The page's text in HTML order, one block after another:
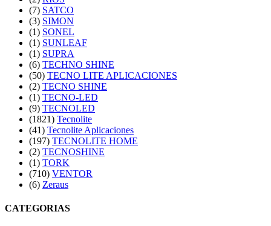
(7) SATCO
(3) SIMON
(1) SONEL
(1) SUNLEAF
(1) SUPRA
(6) TECHNO SHINE
(50) TECNO LITE APLICACIONES
(2) TECNO SHINE
(1) TECNO-LED
(9) TECNOLED
(1821) Tecnolite
(41) Tecnolite Aplicaciones
(197) TECNOLITE HOME
(2) TECNOSHINE
(1) TORK
(710) VENTOR
(6) Zeraus
CATEGORIAS